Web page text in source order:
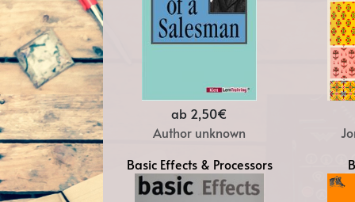
ab 2,50€
Author unknown
Basic Effects & Processors